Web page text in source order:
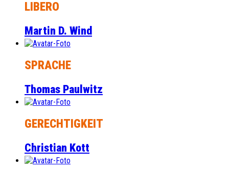
LIBERO
Martin D. Wind
SPRACHE
Thomas Paulwitz
GERECHTIGKEIT
Christian Kott